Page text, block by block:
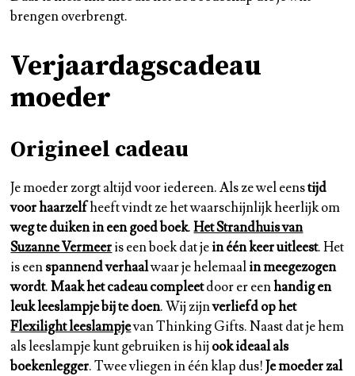
brengen overbrengt.
Verjaardagscadeau
moeder
Origineel cadeau
Je moeder zorgt altijd voor iedereen. Als ze wel eenstijd
voor haarzelfheeft vindt ze het waarschijnlijk heerlijk om
weg te duiken in een goed boek.Het Strandhuis van
Suzanne Vermeeris een boek dat jein één keer uitleest. Het
is eenspannend verhaalwaar je helemaalin meegezogen
wordt.Maak het cadeau compleetdoor er eenhandig en
leuk leeslampje bij te doen. Wij zijnverliefd op het
Flexilight leeslampjevan Thinking Gifts. Naast dat je hem
als leeslampje kunt gebruiken is hij ook ideaal als
boekenlegger. Twee vliegen in één klap dus!Je moeder zal